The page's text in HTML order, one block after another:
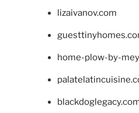
lizaivanov.com
home-plow-by-